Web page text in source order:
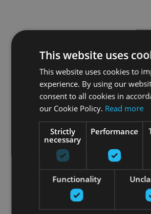
This website uses
This website uses cookies to
experience. By using our
consent to all cookies in
our Cookie Policy. Read more
Strictly
necessary
Performance
Functionality